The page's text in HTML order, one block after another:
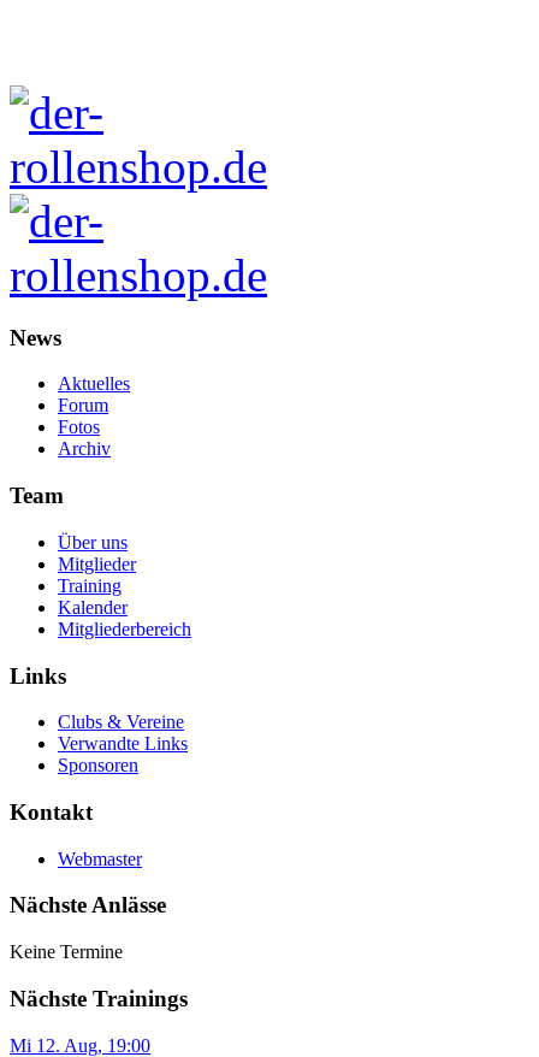
News
Aktuelles
Forum
Fotos
Archiv
Team
Über uns
Mitglieder
Training
Kalender
Mitgliederbereich
Links
Clubs & Vereine
Verwandte Links
Sponsoren
Kontakt
Webmaster
Nächste Anlässe
Keine Termine
Nächste Trainings
Mi 12. Aug, 19:00